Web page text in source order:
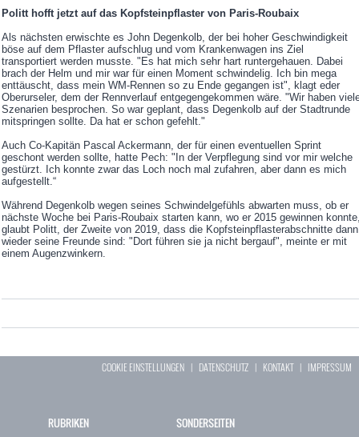
Politt hofft jetzt auf das Kopfsteinpflaster von Paris-Roubaix
Als nächsten erwischte es John Degenkolb, der bei hoher Geschwindigkeit
böse auf dem Pflaster aufschlug und vom Krankenwagen ins Ziel
transportiert werden musste. "Es hat mich sehr hart runtergehauen. Dabei
brach der Helm und mir war für einen Moment schwindelig. Ich bin mega
enttäuscht, dass mein WM-Rennen so zu Ende gegangen ist", klagt eder
Oberurseler, dem der Rennverlauf entgegengekommen wäre. "Wir haben
Szenarien besprochen. So war geplant, dass Degenkolb auf der Stadtrunde
mitspringen sollte. Da hat er schon gefehlt."
Auch Co-Kapitän Pascal Ackermann, der für einen eventuellen Sprint
geschont werden sollte, hatte Pech: "In der Verpflegung sind vor mir welche
gestürzt. Ich konnte zwar das Loch noch mal zufahren, aber dann es mich
aufgestellt.“
Während Degenkolb wegen seines Schwindelgefühls abwarten muss, ob er
nächste Woche bei Paris-Roubaix starten kann, wo er 2015 gewinnen
glaubt Politt, der Zweite von 2019, dass die Kopfsteinpflasterabschnitte dann
wieder seine Freunde sind: "Dort führen sie ja nicht bergauf", meinte er mit
einem Augenzwinkern.
COOKIE EINSTELLUNGEN | DATENSCHUTZ | KONTAKT| IMPRESSUM
RUBRIKEN SONDERSEITEN